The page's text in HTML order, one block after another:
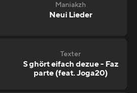
Maniakzh
Neui Lieder
Texter
S ghört eifach dezue - Faz
parte (feat. Joga20)